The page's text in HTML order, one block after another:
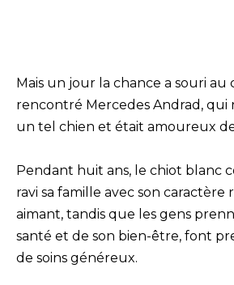
Mais un jour la chance a souri au
rencontré Mercedes Andrad, qui
un tel chien et était amoureux
Pendant huit ans, le chiot blanc
ravi sa famille avec son caractère
aimant, tandis que les gens
santé et de son bien-être, font
de soins généreux.